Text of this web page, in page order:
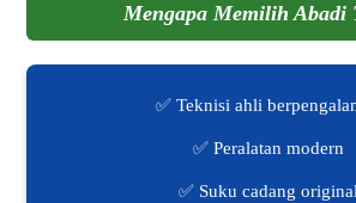
Mengapa Memilih Abadi
✅ Teknisi ahli
✅ Peralatan modern
✅ Suku cadang original